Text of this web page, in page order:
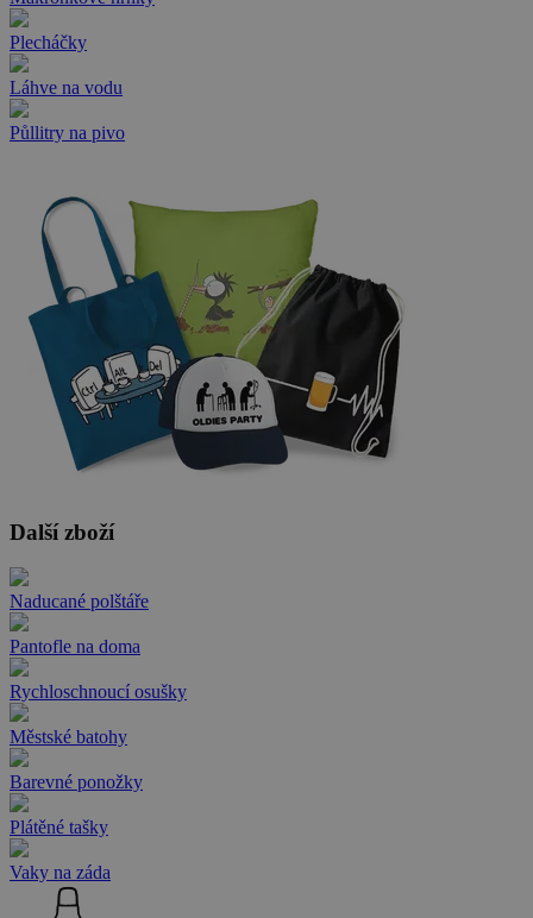
Plecháčky
Láhve na vodu
Půllitry na pivo
Další zboží
Naducané polštáře
Pantofle na doma
Rychloschnoucí osušky
Městské batohy
Barevné ponožky
Plátěné tašky
Vaky na záda